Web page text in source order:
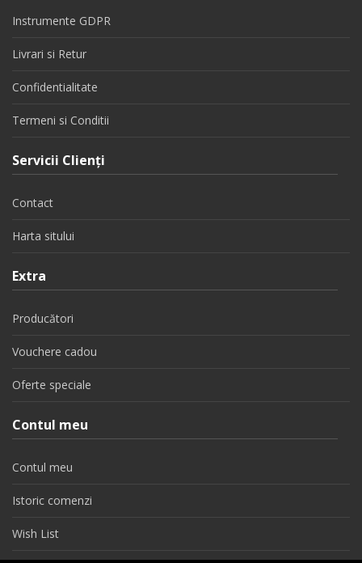
Instrumente GDPR
Livrari si Retur
Confidentialitate
Termeni si Conditii
Servicii Clienţi
Contact
Harta sitului
Extra
Producători
Vouchere cadou
Oferte speciale
Contul meu
Contul meu
Istoric comenzi
Wish List